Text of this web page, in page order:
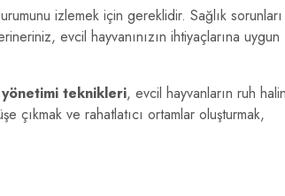
izlemek için gereklidir. Sağlık sorunları
evcil hayvanınızın ihtiyaçlarına uygun
teknikleri, evcil hayvanların ruh
çıkmak ve rahatlatıcı ortamlar oluşturmak,